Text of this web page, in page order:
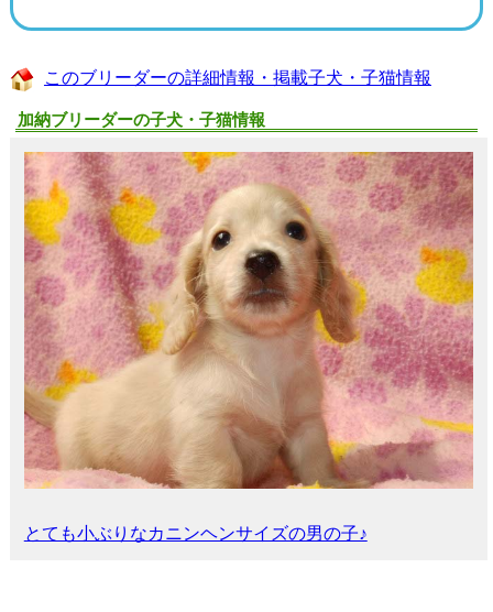
このブリーダーの詳細情報・掲載子犬・子猫情報
加納ブリーダーの子犬・子猫情報
とても小ぶりなカニンヘンサイズの男の子♪